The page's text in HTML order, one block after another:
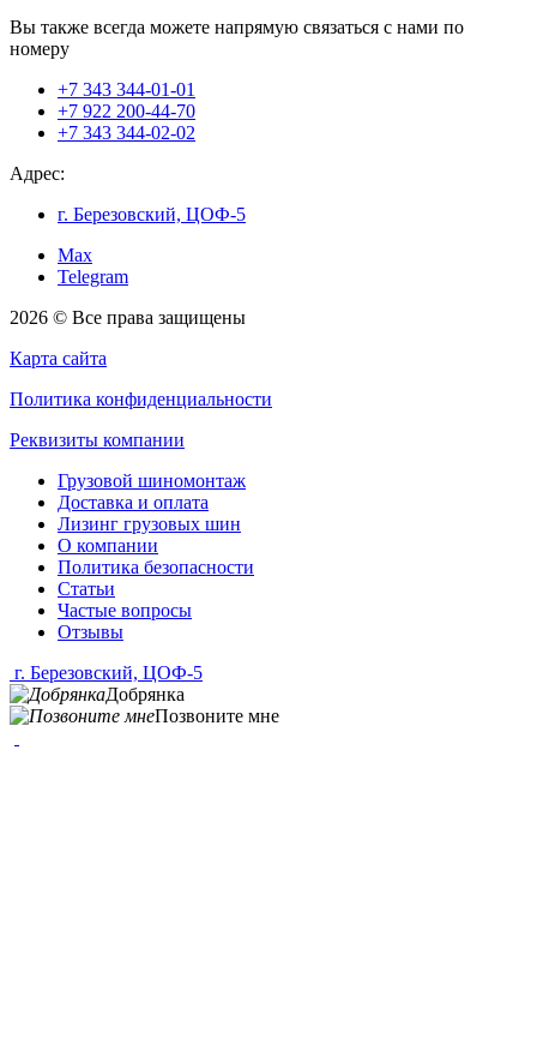
Вы также всегда можете напрямую связаться с нами по
номеру
+7 343 344-01-01
+7 922 200-44-70
+7 343 344-02-02
Адрес:
г. Березовский, ЦОФ-5
Max
Telegram
2026 © Все права защищены
Карта сайта
Политика конфиденциальности
Реквизиты компании
Грузовой шиномонтаж
Доставка и оплата
Лизинг грузовых шин
О компании
Политика безопасности
Статьи
Частые вопросы
Отзывы
г. Березовский, ЦОФ-5
Добрянка
Позвоните мне